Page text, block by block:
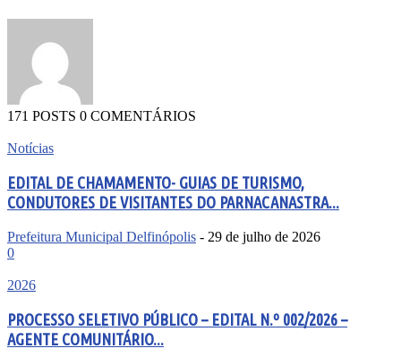
171 POSTS 0 COMENTÁRIOS
Notícias
EDITAL DE CHAMAMENTO- GUIAS DE TURISMO,
CONDUTORES DE VISITANTES DO PARNACANASTRA...
Prefeitura Municipal Delfinópolis - 29 de julho de 2026
0
2026
PROCESSO SELETIVO PÚBLICO – EDITAL N.º 002/2026 –
AGENTE COMUNITÁRIO...